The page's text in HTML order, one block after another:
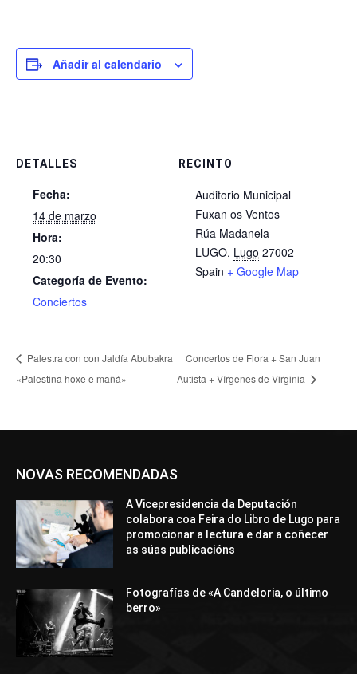
Añadir al calendario
DETALLES
Fecha:
14 de marzo
Hora:
20:30
Categoría de Evento:
Conciertos
RECINTO
Auditorio Municipal
Fuxan os Ventos
Rúa Madanela
LUGO, Lugo 27002
Spain + Google Map
Palestra con con Jaldía Abubakra
«Palestina hoxe e mañá»
Concertos de Flora + San Juan
Autista + Vírgenes de Virginia
NOVAS RECOMENDADAS
A Vicepresidencia da Deputación
colabora coa Feira do Libro de Lugo para
promocionar a lectura e dar a coñecer
as súas publicacións
Fotografías de «A Candeloria, o último
berro»